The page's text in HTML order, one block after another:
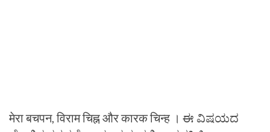
मेरा बचपन, विराम चिह्न और कारक चिन्ह । ಈ ವಿಷಯದ